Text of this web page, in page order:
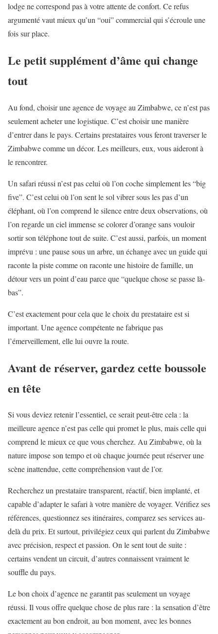
lodge ne correspond pas à votre attente de confort. Ce refus
argumenté vaut mieux qu’un “oui” commercial qui s’écroule une
fois sur place.
Le petit supplément d’âme qui change
tout
Au fond, choisir une agence de voyage au Zimbabwe, ce n’est pas
seulement acheter une logistique. C’est choisir une manière
d’entrer dans le pays. Certains prestataires vous feront traverser le
Zimbabwe comme un décor. Les meilleurs, eux, vous aideront à
le rencontrer.
Un safari réussi n’est pas celui où l’on coche simplement les “big
five”. C’est celui où l’on sent le sol vibrer sous les pas d’un
éléphant, où l’on comprend le silence entre deux observations, où
l’on regarde un ciel immense se colorer d’orange sans vouloir
sortir son téléphone tout de suite. C’est aussi, parfois, un moment
imprévu : une pause sous un arbre, un échange avec un guide qui
raconte la piste comme on raconte une histoire de famille, un
détour vers un point d’eau parce que “quelque chose se passe là-
bas”.
C’est exactement pour cela que le choix du prestataire est si
important. Une agence compétente ne fabrique pas
l’émerveillement, elle lui ouvre la route.
Avant de réserver, gardez cette boussole
en tête
Si vous deviez retenir l’essentiel, ce serait peut-être cela : la
meilleure agence n’est pas celle qui promet le plus, mais celle qui
comprend le mieux ce que vous cherchez. Au Zimbabwe, où la
nature impose son tempo et où chaque journée peut réserver une
scène inattendue, cette compréhension vaut de l’or.
Recherchez un prestataire transparent, réactif, bien implanté, et
capable d’adapter le safari à votre manière de voyager. Vérifiez ses
références, questionnez ses itinéraires, comparez ses services au-
delà du prix. Et surtout, privilégiez ceux qui parlent du Zimbabwe
avec précision, respect et passion. On le sent tout de suite :
certains vendent un circuit, d’autres connaissent vraiment le
souffle du pays.
Le bon choix d’agence ne garantit pas seulement un voyage
réussi. Il vous offre quelque chose de plus rare : la sensation d’être
exactement au bon endroit, au bon moment, avec les bonnes